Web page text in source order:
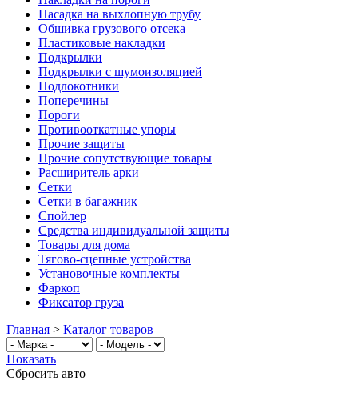
Насадка на выхлопную трубу
Обшивка грузового отсека
Пластиковые накладки
Подкрылки
Подкрылки с шумоизоляцией
Подлокотники
Поперечины
Пороги
Противооткатные упоры
Прочие защиты
Прочие сопутствующие товары
Расширитель арки
Сетки
Сетки в багажник
Спойлер
Средства индивидуальной защиты
Товары для дома
Тягово-сцепные устройства
Установочные комплекты
Фаркоп
Фиксатор груза
Главная > Каталог товаров
Показать
Сбросить авто